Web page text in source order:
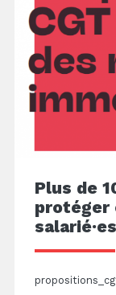
Plus de
protéger
salarié·es